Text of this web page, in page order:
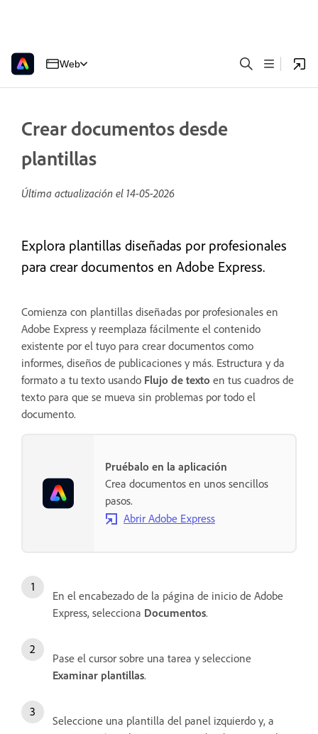
Web
Crear documentos desde
plantillas
Última actualización el 14-05-2026
Explora plantillas diseñadas por profesionales
para crear documentos en Adobe Express.
Comienza con plantillas diseñadas por profesionales en
Adobe Express y reemplaza fácilmente el contenido
existente por el tuyo para crear documentos como
informes, diseños de publicaciones y más. Estructura y da
formato a tu texto usando Flujo de texto en tus cuadros de
texto para que se mueva sin problemas por todo el
documento.
Pruébalo en la aplicación
Crea documentos en unos sencillos
pasos.
Abrir Adobe Express
En el encabezado de la página de inicio de Adobe
Express, selecciona Documentos.
Pase el cursor sobre una tarea y seleccione
Examinar plantillas.
Seleccione una plantilla del panel izquierdo y, a